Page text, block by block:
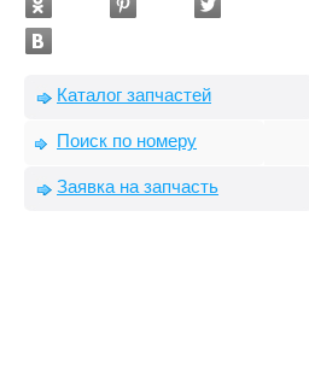
Каталог запчастей
Поиск по номеру
Заявка на запчасть